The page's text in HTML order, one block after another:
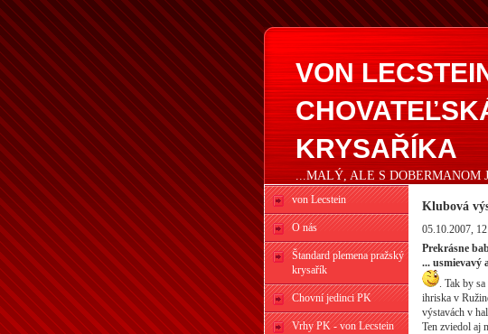
VON
KRYSAŘÍKA
...MALÝ, ALE S
von Lecstein
O nás
Štandard plemena pražský
krysařík
Chovní jedinci PK
Vrhy PK - von Lecstein
Klubová
05.10.2007,
Prekrásne
... usmievavý
. Tak by
ihriska v
výstavách v
Ten zviedol aj